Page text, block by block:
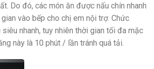
Do đó, các món ăn được nấu chín nhanh
vào bếp cho chị em nội trợ. Chức
nhanh, tuy nhiên thời gian tối đa mặc
này là 10 phút / lần tránh quá tải.